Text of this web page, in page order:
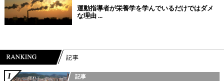
運動指導者が栄養学を学んでいるだけではダメ
な理由 ...
記事
記事